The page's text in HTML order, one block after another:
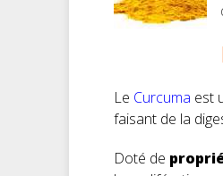
Le Curcuma est
faisant de la
Doté de